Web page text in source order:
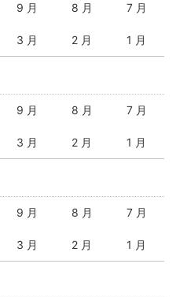
9 月 8 月 7 月
3 月 2 月 1 月
9 月 8 月 7 月
3 月 2 月 1 月
9 月 8 月 7 月
3 月 2 月 1 月